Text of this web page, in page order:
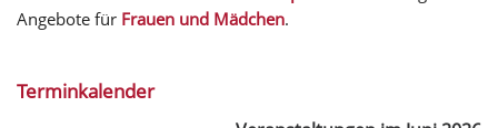
Angebote für Frauen und Mädchen.
Terminkalender